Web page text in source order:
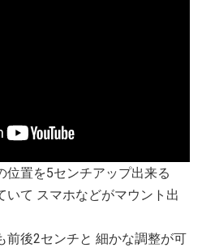
位置を5センチアップ出来る
いて スマホなどがマウント出
前後2センチと 細かな調整が可